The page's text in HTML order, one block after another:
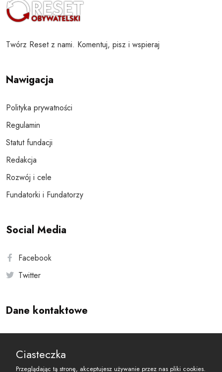
Twórz Reset z nami. Komentuj, pisz i wspieraj
Nawigacja
Polityka prywatności
Regulamin
Statut fundacji
Redakcja
Rozwój i cele
Fundatorki i Fundatorzy
Social Media
Facebook
Twitter
Dane kontaktowe
reset@resetobywatelski.pl
Ciasteczka
Przeglądając tą stronę, akceptujesz używanie przez nas pliki cookies.